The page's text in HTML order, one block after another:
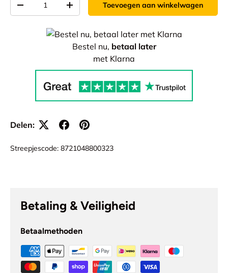
-
+ Toevoegen aan winkelwagen
Bestel nu, betaal later
met Klarna
Delen:
Streepjescode: 8721048800323
Betaling & Veiligheid
Betaalmethoden